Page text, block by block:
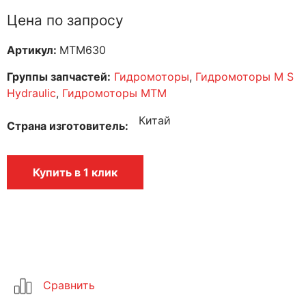
Цена по запросу
Артикул: MTM630
Группы запчастей: Гидромоторы, Гидромоторы M S
Hydraulic, Гидромоторы MTM
Страна изготовитель Китай
Купить в 1 клик